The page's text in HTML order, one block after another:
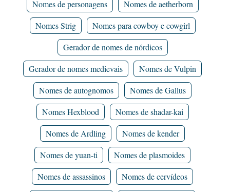
Nomes de personagens
Nomes de aetherborn
Nomes Strig
Nomes para cowboy e cowgirl
Gerador de nomes de nórdicos
Gerador de nomes medievais
Nomes de Vulpin
Nomes de autognomos
Nomes de Gallus
Nomes Hexblood
Nomes de shadar-kai
Nomes de Ardling
Nomes de kender
Nomes de yuan-ti
Nomes de plasmoides
Nomes de assassinos
Nomes de cervídeos